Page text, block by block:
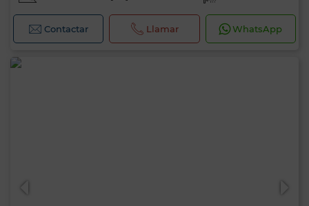
Contactar Llamar WhatsApp